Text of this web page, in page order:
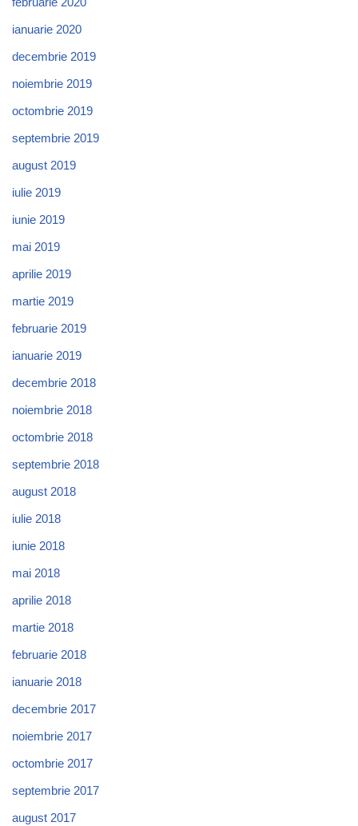
ianuarie 2020
decembrie 2019
noiembrie 2019
octombrie 2019
septembrie 2019
august 2019
iulie 2019
iunie 2019
mai 2019
aprilie 2019
martie 2019
februarie 2019
ianuarie 2019
decembrie 2018
noiembrie 2018
octombrie 2018
septembrie 2018
august 2018
iulie 2018
iunie 2018
mai 2018
aprilie 2018
martie 2018
februarie 2018
ianuarie 2018
decembrie 2017
noiembrie 2017
octombrie 2017
septembrie 2017
august 2017